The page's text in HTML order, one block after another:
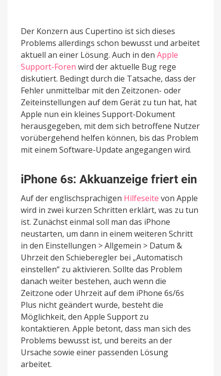
Der Konzern aus Cupertino ist sich dieses
Problems allerdings schon bewusst und arbeitet
aktuell an einer Lösung. Auch in den Apple
Support-Foren wird der aktuelle Bug rege
diskutiert. Bedingt durch die Tatsache, dass der
Fehler unmittelbar mit den Zeitzonen- oder
Zeiteinstellungen auf dem Gerät zu tun hat, hat
Apple nun ein kleines Support-Dokument
herausgegeben, mit dem sich betroffene Nutzer
vorübergehend helfen können, bis das Problem
mit einem Software-Update angegangen wird.
iPhone 6s: Akkuanzeige friert ein
Auf der englischsprachigen Hilfeseite von Apple
wird in zwei kurzen Schritten erklärt, was zu tun
ist. Zunächst einmal soll man das iPhone
neustarten, um dann in einem weiteren Schritt
in den Einstellungen > Allgemein > Datum &
Uhrzeit den Schieberegler bei „Automatisch
einstellen“ zu aktivieren. Sollte das Problem
danach weiter bestehen, auch wenn die
Zeitzone oder Uhrzeit auf dem iPhone 6s/6s
Plus nicht geändert wurde, besteht die
Möglichkeit, den Apple Support zu
kontaktieren. Apple betont, dass man sich des
Problems bewusst ist, und bereits an der
Ursache sowie einer passenden Lösung
arbeitet.